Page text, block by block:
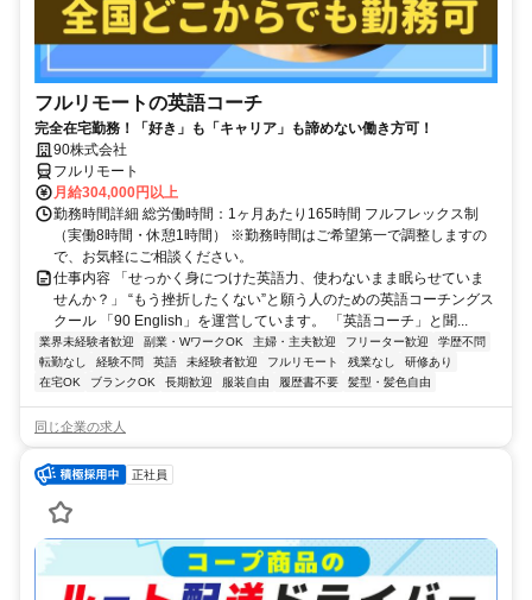
フルリモートの英語コーチ
完全在宅勤務！「好き」も「キャリア」も諦めない働き方可！
90株式会社
フルリモート
月給304,000円以上
勤務時間詳細 総労働時間：1ヶ月あたり165時間 フルフレックス制
（実働8時間・休憩1時間） ※勤務時間はご希望第一で調整しますの
で、お気軽にご相談ください。
仕事内容 「せっかく身につけた英語力、使わないまま眠らせていま
せんか？」 “もう挫折したくない”と願う人のための英語コーチングス
クール 「90 English」を運営しています。 「英語コーチ」と聞...
業界未経験者歓迎 副業・WワークOK 主婦・主夫歓迎 フリーター歓迎
学歴不問
転勤なし
経験不問 英語 未経験者歓迎 フルリモート 残業なし
研修あり
在宅OK
ブランクOK 長期歓迎 服装自由 履歴書不要 髪型・髪色自由
同じ企業の求人
正社員